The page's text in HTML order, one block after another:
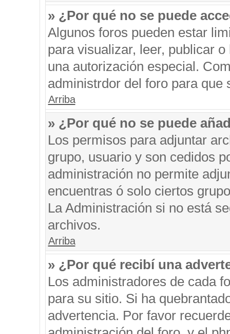
» ¿Por qué no se puede
Algunos foros pueden estar
para visualizar, leer, publicar
una autorización especial.
administrdor del foro para que
Arriba
» ¿Por qué no se puede
Los permisos para adjuntar
grupo, usuario y son cedidos
administración no permite
encuentras ó solo ciertos
La Administración si no está
archivos.
Arriba
» ¿Por qué recibí una
Los administradores de cada
para su sitio. Si ha
advertencia. Por favor